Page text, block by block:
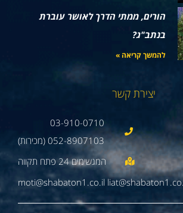
הורים, ממתי הדרך לאושר עוברת
בנתב"ג?
להמשך קריאה »
יצירת קשר
03-910-0710
052-8907103 (מכירות)
moti@shabaton1.co.il